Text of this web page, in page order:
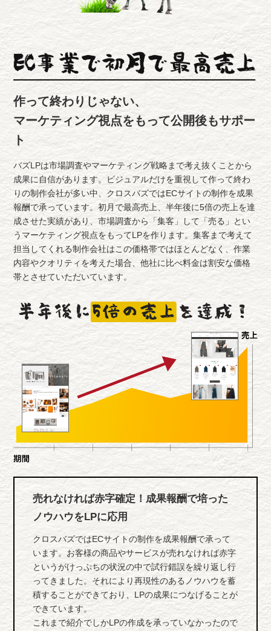
作って終わりじゃない、
マーケティング視点をもって公開後もサポー
ト
バズLPは市場調査やマーケティング戦略まで考え抜くことから
成果に自信があります。ビジュアルだけを重視して作って終わ
りの制作会社が多い中、クロスバズではECサイトの制作を成果
報酬で承っています。初月で最高売上、半年後に5倍の売上を達
成させた実績があり、市場調査から「集客」して「売る」とい
うマーケティング視点をもってLPを作ります。集客まで考えて
担当してくれる制作会社はこの価格帯ではほとんどなく、作業
内容やクオリティを考えた場合、他社に比べ料金は割安な価格
帯とさせていただいています。
売れなければ赤字確定！成果報酬で培った
ノウハウをLPに応用
クロスバズではECサイトの制作を成果報酬で承って
います。お客様の商品やサービスが売れなければ赤字
というがけっぷちの状況の中で試行錯誤を繰り返し行
ってきました。それにより再現性のあるノウハウを蓄
積することができており、LPの成果につなげることが
できています。
これまで紹介でしかLPの作成を承っていなかったので